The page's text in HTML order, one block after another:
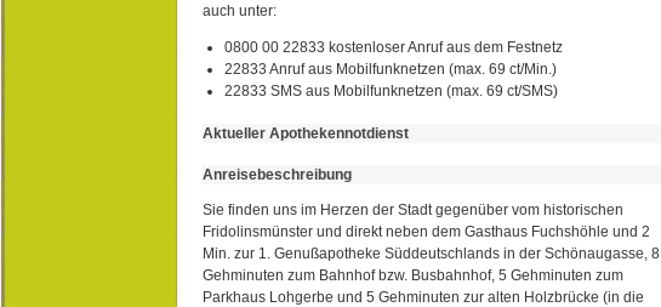
auch unter:
0800 00 22833 kostenloser Anruf aus dem Festnetz
22833 Anruf aus Mobilfunknetzen (max. 69 ct/Min.)
22833 SMS aus Mobilfunknetzen (max. 69 ct/SMS)
Aktueller Apothekennotdienst
Anreisebeschreibung
Sie finden uns im Herzen der Stadt gegenüber vom historischen
Fridolinsmünster und direkt neben dem Gasthaus Fuchshöhle und 2
Min. zur 1. Genußapotheke Süddeutschlands in der Schönaugasse, 8
Gehminuten zum Bahnhof bzw. Busbahnhof, 5 Gehminuten zum
Parkhaus Lohgerbe und 5 Gehminuten zur alten Holzbrücke (in die